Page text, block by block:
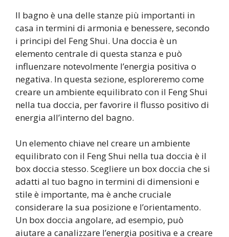
Il bagno è una delle stanze più importanti in
casa in termini di armonia e benessere, secondo
i principi del Feng Shui. Una doccia è un
elemento centrale di questa stanza e può
influenzare notevolmente l’energia positiva o
negativa. In questa sezione, esploreremo come
creare un ambiente equilibrato con il Feng Shui
nella tua doccia, per favorire il flusso positivo di
energia all’interno del bagno.
Un elemento chiave nel creare un ambiente
equilibrato con il Feng Shui nella tua doccia è il
box doccia stesso. Scegliere un box doccia che si
adatti al tuo bagno in termini di dimensioni e
stile è importante, ma è anche cruciale
considerare la sua posizione e l’orientamento.
Un box doccia angolare, ad esempio, può
aiutare a canalizzare l’energia positiva e a creare